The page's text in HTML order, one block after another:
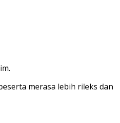
merasa lebih rileks dan